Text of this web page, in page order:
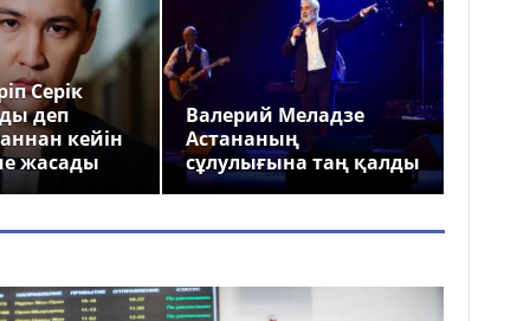
Серік
деп
кейін
жасады
Валерий Меладзе
Астананың
сұлулығына таң қалды